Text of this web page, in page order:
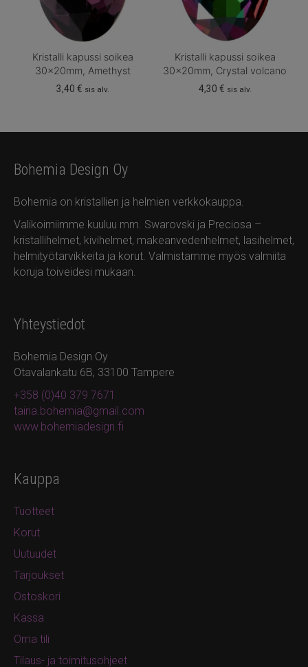
Kristalli kapussi soikea
30x20mm, Amethyst
3,40€ sis alv.
Kristalli kapussi soikea
30x20mm, Crystal volcano
4,30 € sis alv.
Bohemia Design Oy
Bohemia on kristallien ja helmien verkkokauppa.
Valikoimiimme kuuluu mm. Swarovski ja Preciosa –
kristallihelmet, kivihelmet, makeanvedenhelmet, lasihelmet,
helmityötarvikkeita ja korut. Valmistamme myös valmiita
koruja toiveidesi mukaan.
Yhteystiedot
Bohemia Design Oy
Otavalankatu 6B, 33100 Tampere
+358 (0)40 379 7671
taina.bohemia@gmail.com
www.bohemiadesign.fi
Kauppa
Tuotteet
Korut
Uutuudet
Tarjoukset
Ostoskori
Kassa
Oma tili
Tilaus- ja toimitusohjeet